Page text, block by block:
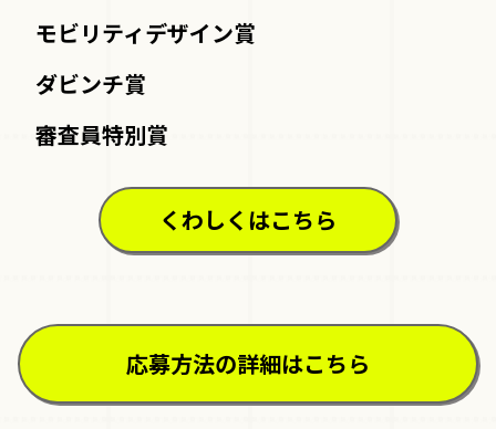
モビリティデザイン賞
ダビンチ賞
審査員特別賞
くわしくはこちら
応募方法の詳細はこちら